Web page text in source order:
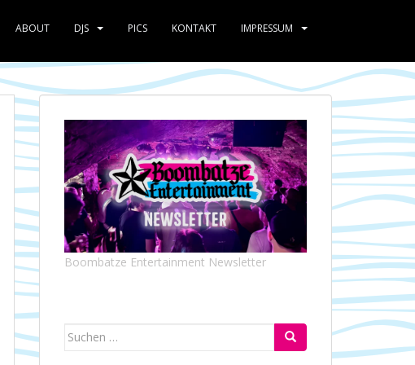
ABOUT DJS PICS KONTAKT IMPRESSUM
Boombatze Entertainment Newsletter
Suchen